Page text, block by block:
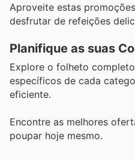
Aproveite estas
desfrutar de refeições
Planifique as suas
Explore o folheto
específicos de cada
eficiente.
Encontre as melhores
poupar hoje mesmo.